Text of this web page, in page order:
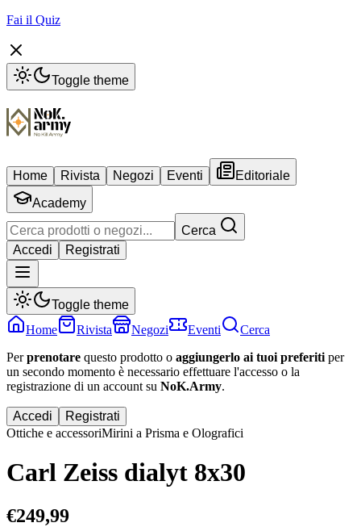
Fai il Quiz
Toggle theme
Home Rivista Negozi Eventi
Editoriale
Academy
Cerca
Accedi
Registrati
Toggle theme
Home
Rivista Negozi Eventi
Cerca
Perprenotare questo prodotto o aggiungerlo ai tuoi preferiti per
un secondo momento è necessario effettuare l'accesso o la
registrazione di un account su NoK.Army.
Accedi
Registrati
Ottiche e accessoriMirini a Prisma e Olografici
Carl Zeiss dialyt 8x30
€249,99